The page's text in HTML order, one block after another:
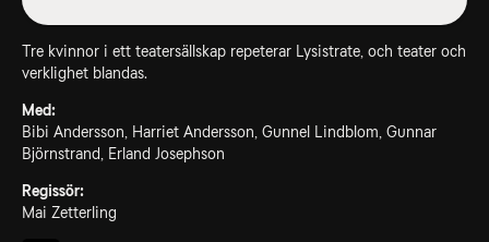
Tre kvinnor i ett teatersällskap repeterar Lysistrate, och teater och
verklighet blandas.
Med:
Bibi Andersson, Harriet Andersson, Gunnel Lindblom, Gunnar
Björnstrand, Erland Josephson
Regissör:
Mai Zetterling